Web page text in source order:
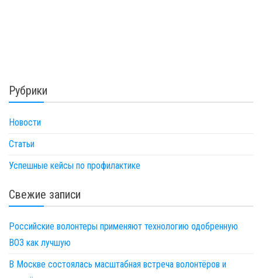
Рубрики
Новости
Статьи
Успешные кейсы по профилактике
Свежие записи
Российские волонтеры применяют технологию одобренную
ВОЗ как лучшую
В Москве состоялась масштабная встреча волонтёров и